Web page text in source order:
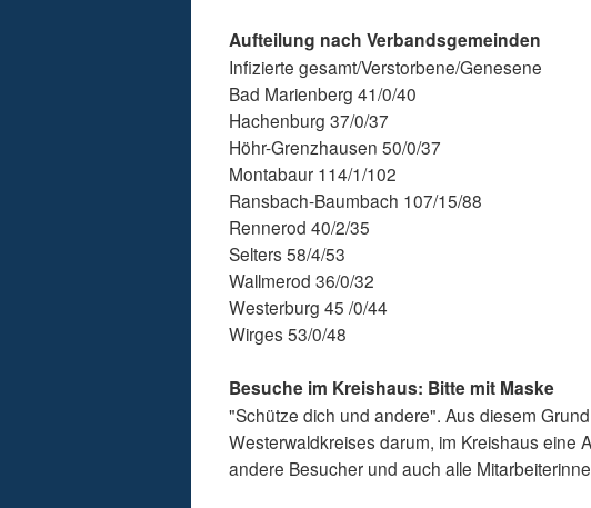
Aufteilung nach Verbandsgemeinden
Infizierte gesamt/Verstorbene/Genesene
Bad Marienberg 41/0/40
Hachenburg 37/0/37
Höhr-Grenzhausen 50/0/37
Montabaur 114/1/102
Ransbach-Baumbach 107/15/88
Rennerod 40/2/35
Selters 58/4/53
Wallmerod 36/0/32
Westerburg 45 /0/44
Wirges 53/0/48
Besuche im Kreishaus: Bitte mit Maske
"Schütze dich und andere". Aus diesem
Westerwaldkreises darum, im Kreishaus eine
andere Besucher und auch alle